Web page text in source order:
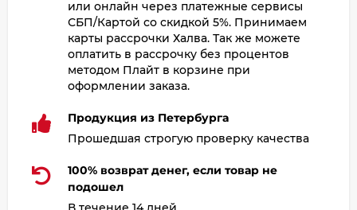
или онлайн через платежные сервисы
СБП/Картой со скидкой 5%. Принимаем
карты рассрочки Халва. Так же можете
оплатить в рассрочку без процентов
методом Плайт в корзине при
оформлении заказа.
Продукция из Петербурга
Прошедшая строгую проверку качества
100% возврат денег, если товар не
подошел